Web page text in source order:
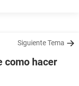
Siguiente Tema
como hacer